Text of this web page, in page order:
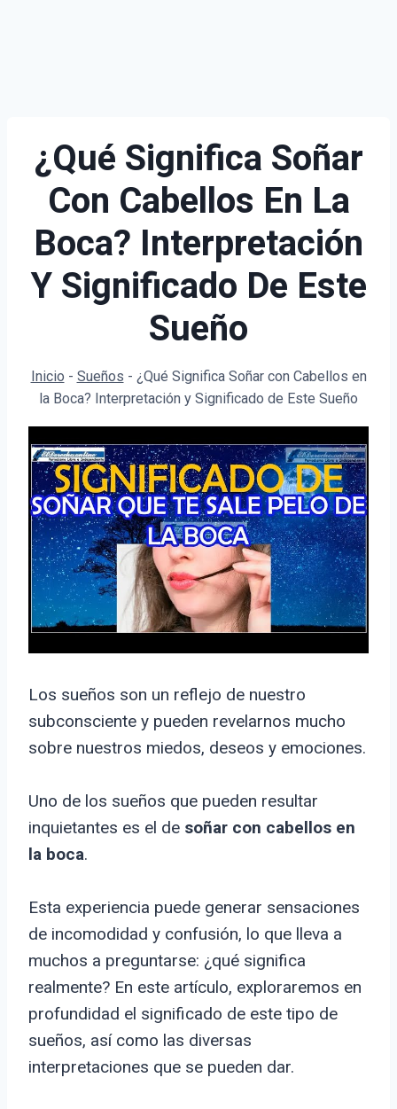
¿Qué Significa Soñar
Con Cabellos En La
Boca? Interpretación
Y Significado De Este
Sueño
Inicio - Sueños - ¿Qué Significa Soñar con Cabellos en
la Boca? Interpretación y Significado de Este Sueño
Los sueños son un reflejo de nuestro
subconsciente y pueden revelarnos mucho
sobre nuestros miedos, deseos y emociones.
Uno de los sueños que pueden resultar
inquietantes es el de soñar con cabellos en
la boca.
Esta experiencia puede generar sensaciones
de incomodidad y confusión, lo que lleva a
muchos a preguntarse: ¿qué significa
realmente? En este artículo, exploraremos en
profundidad el significado de este tipo de
sueños, así como las diversas
interpretaciones que se pueden dar.